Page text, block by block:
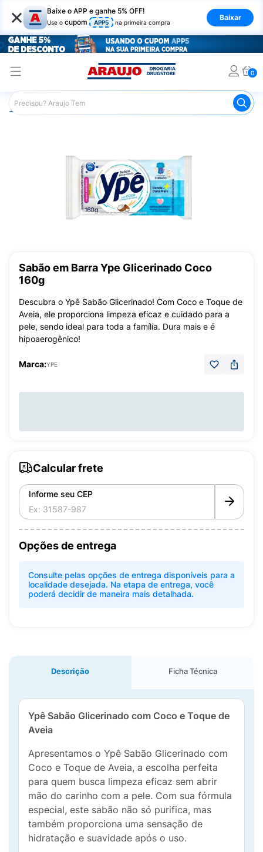
× Baixe o APP e ganhe 5% OFF!
Use o cupom APP5 na primeira compra
Baixar
0
Araujo Mercado Lavanderia
Sabão em Barra Ype Glicerinado Coco
160g
Descubra o Ypê Sabão Glicerinado! Com Coco e Toque de
Aveia, ele proporciona limpeza eficaz e cuidado para a
pele, sendo ideal para toda a família. Dura mais e é
hipoaerogênico!
Marca:YPE
Calcular frete
Informe seu CEP
Opções de entrega
Consulte pelas opções de entrega disponíveis para a
localidade desejada. Na etapa de entrega, você
poderá decidir de maneira mais detalhada.
Descrição Ficha Técnica
Ypê Sabão Glicerinado com Coco e Toque de
Aveia
Apresentamos o Ypê Sabão Glicerinado com
Coco e Toque de Aveia, a escolha perfeita
para quem busca limpeza eficaz sem abrir
mão do carinho com a pele. Com sua fórmula
especial, este sabão não só purifica, mas
também proporciona uma sensação de
hidratação e suavidade após o uso.